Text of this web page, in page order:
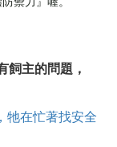
飼主的問題，
牠在忙著找安全